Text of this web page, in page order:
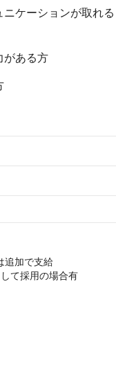
ケーションが取れる
がある方
追加で支給
て採用の場合有